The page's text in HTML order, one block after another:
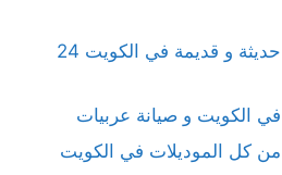
خدمات تصليح سيارات حديثة و قديمة في الكويت 24
الكويت و صيانة عربيات
كل الموديلات في الكويت